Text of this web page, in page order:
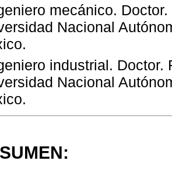
mecánico.
Nacional
industrial.
Nacional